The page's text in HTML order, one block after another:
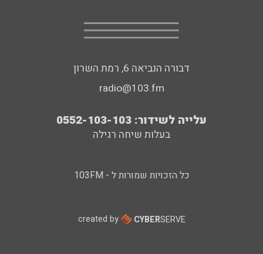
דבורה הנביאה 6, רמת השרון
radio@103.fm
עלייה לשידור: 0552-103-103
בעלות שיחה רגילה
כל הזכויות שמורות ל - 103FM
created by CYBERSERVE